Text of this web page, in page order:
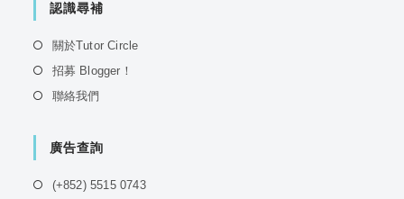
認識尋補
關於Tutor CircleOpens
招募 Blogger！
聯絡我們
new
廣告查詢
(+852) 5515 0743Opens